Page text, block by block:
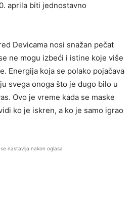
aprila biti jednostavno
Devicama nosi snažan pečat
ne mogu izbeći i istine koje više
Energija koja se polako pojačava
svega onoga što je dugo bilo u
Ovo je vreme kada se maske
ko je iskren, a ko je samo igrao
nastavlja nakon oglasa